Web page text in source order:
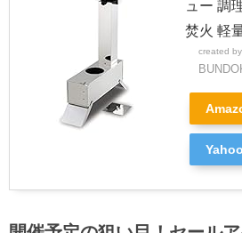
ュー 調
焚火 軽
created by